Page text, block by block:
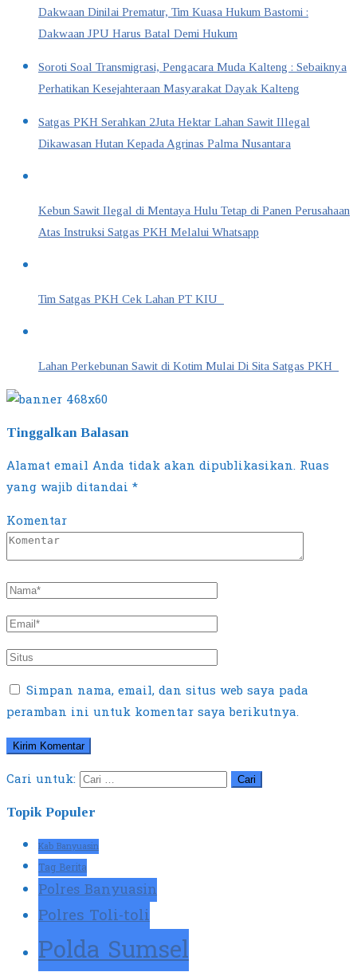
Dakwaan Dinilai Prematur, Tim Kuasa Hukum Bastomi :
Dakwaan JPU Harus Batal Demi Hukum
Soroti Soal Transmigrasi, Pengacara Muda Kalteng : Sebaiknya
Perhatikan Kesejahteraan Masyarakat Dayak Kalteng
Satgas PKH Serahkan 2Juta Hektar Lahan Sawit Illegal
Dikawasan Hutan Kepada Agrinas Palma Nusantara
Kebun Sawit Ilegal di Mentaya Hulu Tetap di Panen Perusahaan
Atas Instruksi Satgas PKH Melalui Whatsapp
Tim Satgas PKH Cek Lahan PT KIU
Lahan Perkebunan Sawit di Kotim Mulai Di Sita Satgas PKH
Tinggalkan Balasan
Alamat email Anda tidak akan dipublikasikan. Ruas
yang wajib ditandai *
Komentar
Simpan nama, email, dan situs web saya pada
peramban ini untuk komentar saya berikutnya.
Cari untuk:
Topik Populer
Kab Banyuasin
Tag Berita
Polres Banyuasin
Polres Toli-toli
Polda Sumsel